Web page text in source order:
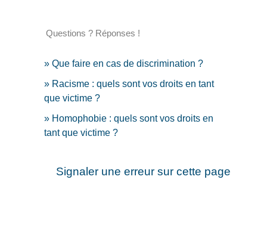
Questions ? Réponses !
Que faire en cas de discrimination ?
Racisme : quels sont vos droits en tant
que victime ?
Homophobie : quels sont vos droits en
tant que victime ?
Signaler une erreur sur cette page